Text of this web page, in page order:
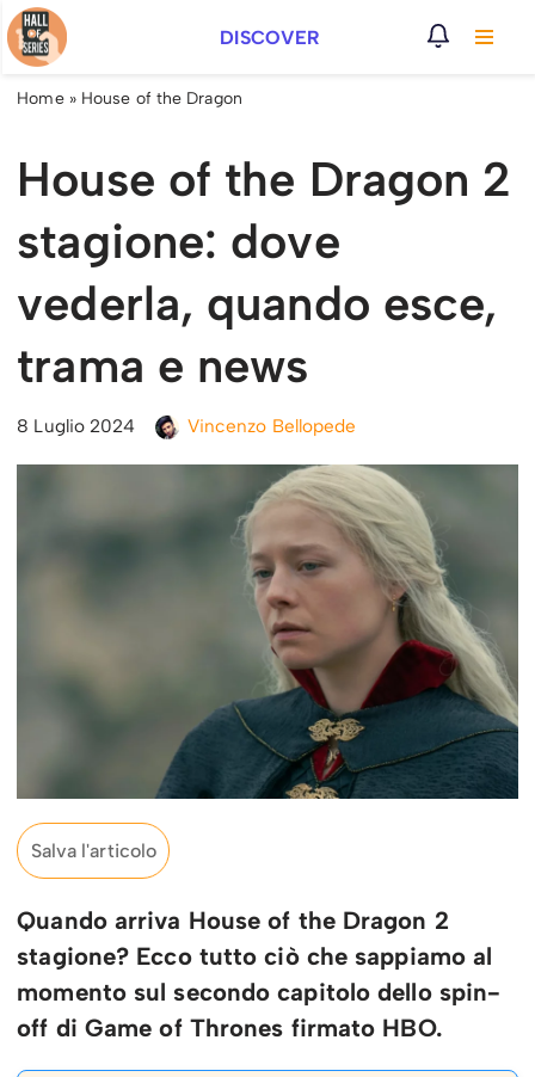
Vai
al
DISCOVER
Home» House of the Dragon
House of the Dragon 2
stagione: dove
vederla, quando esce,
trama e news
8 Luglio 2024 Vincenzo Bellopede
Salva l'articolo
Quando arriva House of the Dragon 2
stagione? Ecco tutto ciò che sappiamo al
momento sul secondo capitolo dello spin-
off di Game of Thrones firmato HBO.